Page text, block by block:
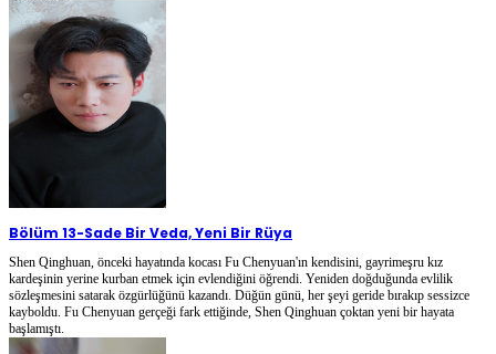
Bölüm 13-Sade Bir Veda, Yeni Bir Rüya
Shen Qinghuan, önceki hayatında kocası Fu Chenyuan'ın kendisini, gayrimeşru kız
kardeşinin yerine kurban etmek için evlendiğini öğrendi. Yeniden doğduğunda evlilik
sözleşmesini satarak özgürlüğünü kazandı. Düğün günü, her şeyi geride bırakıp sessizce
kayboldu. Fu Chenyuan gerçeği fark ettiğinde, Shen Qinghuan çoktan yeni bir hayata
başlamıştı.